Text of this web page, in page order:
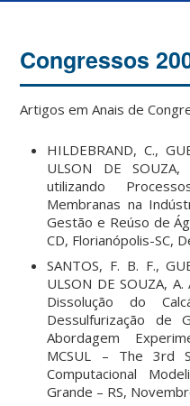
Congressos
Artigos em Anais de
HILDEBRAND, C.,
ULSON DE
utilizando
Membranas na
Gestão e Reúso de
CD, Florianópolis-SC,
SANTOS, F. B. F.,
ULSON DE SOUZA, A.
Dissolução do
Dessulfurização de
Abordagem
MCSUL – The 3rd
Computacional
Grande – RS,